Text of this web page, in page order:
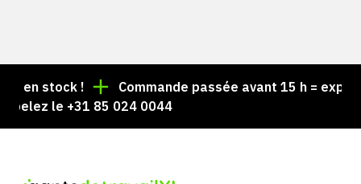
stock !
Commande passée avant 15 h =
le +31 85 024 0044